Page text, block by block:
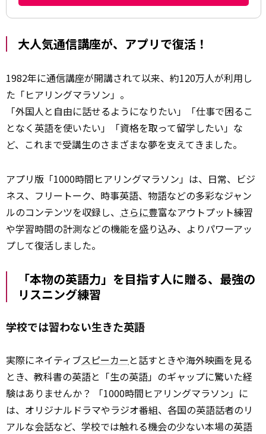
大人気通信講座が、アプリで復活！
1982年に通信講座が開講されて以来、約120万人が利用し
た「ヒアリングマラソン」。
「外国人と自由に話せるようになりたい」「仕事で困るこ
となく英語を使いたい」「資格を取って留学したい」な
ど、これまで受講生のさまざまな夢を支えてきました。
アプリ版「1000時間ヒアリングマラソン」は、日常、ビジ
ネス、フリートーク、時事英語、物語などの多彩なジャン
ルのコンテンツを収録し、 さらに豊富なアウトプット練習
や学習時間の計測などの機能を盛り込み、よりパワーアッ
プして復活しました。
「本物の英語力」を目指す人に贈る、最強の
リスニング練習
学校では習わない生きた英語
実際にネイティブスピーカー と話すときや海外映画を見る
とき、教科書の英語と「生の英語」のギャップに驚いた経
験はありませんか？ 「1000時間ヒアリングマラソン」に
は、オリジナルドラマやラジオ番組、各国の英語話者のリ
アルな会話など、学校では触れる機会の少ない本場の英語